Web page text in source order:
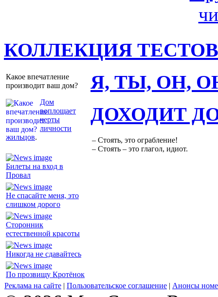
КОЛЛЕКЦИЯ ТЕСТОВ
Какое впечатление
производит ваш дом?
Дом
воплощает
черты
личности
жильцов.
Я, ТЫ, ОН,
Билеты на вход в
Провал
Не спасайте меня, это
слишком дорого
Сторонник
естественной красоты
Никогда не сдавайтесь
По прозвищу Кротёнок
ДОХОДИТ
– Стоять, это ограбление!
– Стоять – это глагол, идиот.
Реклама на сайте | Пользовательское соглашение | Анонсы